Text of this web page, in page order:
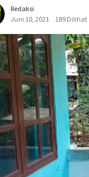
Redaksi
Juni 10, 2021
189 Dilihat